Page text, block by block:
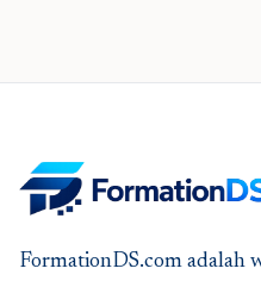
FormationDS.com adalah